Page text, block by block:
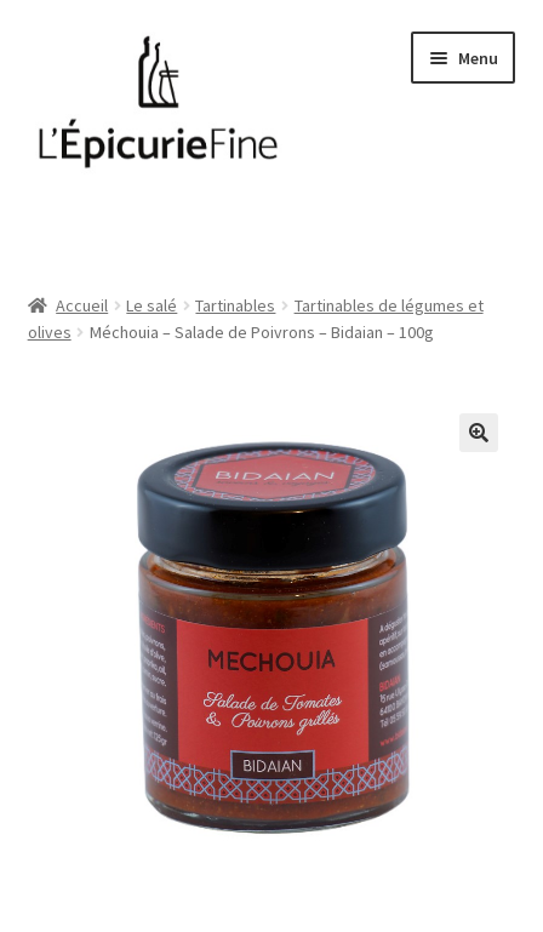
navigation
Menu
Huiles et vinaigres
Accueil Le salé Tartinables
Tartinables de légumes et
olives
Méchouia – Salade de Poivrons – Bidaian – 100g